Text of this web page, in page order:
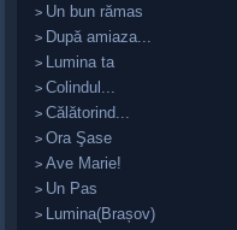
> Un bun rămas
> După amiaza...
> Lumina ta
>Colindul...
>Călătorind...
>Ora Şase
>Ave Marie!
> Un Pas
> Lumina(Brașov)